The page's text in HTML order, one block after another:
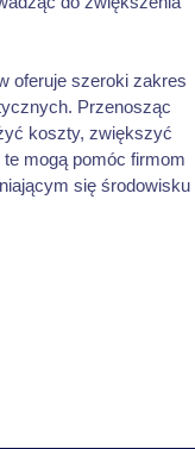
oferuje szeroki zakres
Przenosząc
koszty, zwiększyć
mogą pomóc firmom
się środowisku